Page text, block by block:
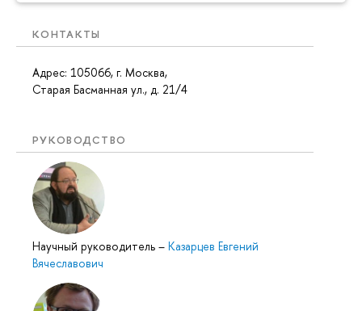
КОНТАКТЫ
Адрес: 105066, г. Москва,
Старая Басманная ул., д. 21/4
РУКОВОДСТВО
Научный руководитель – Казарцев Евгений
Вячеславович